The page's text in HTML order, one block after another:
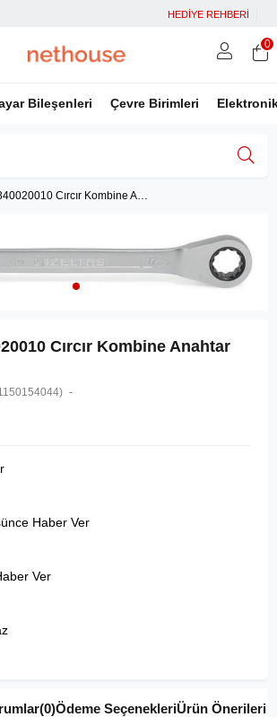
HEDİYE REHBERİ
Bileşenleri Çevre Birimleri
0
İzeltaş 0340020010 Cırcır Kombine Anahtar 10 mm
Cırcır Kombine Anahtar
Haber Ver
Ver
(0)Ödeme SeçenekleriÜrün Önerileri